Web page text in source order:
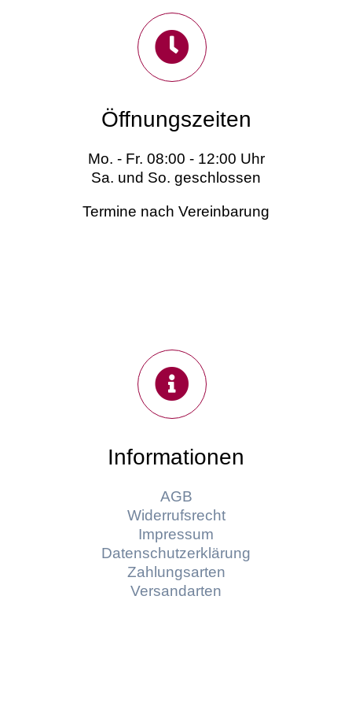
Öffnungszeiten
Mo. - Fr. 08:00 - 12:00 Uhr
Sa. und So. geschlossen
Termine nach Vereinbarung
Informationen
AGB
Widerrufsrecht
Impressum
Datenschutzerklärung
Zahlungsarten
Versandarten